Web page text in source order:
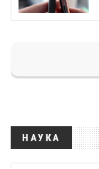
НАУКА